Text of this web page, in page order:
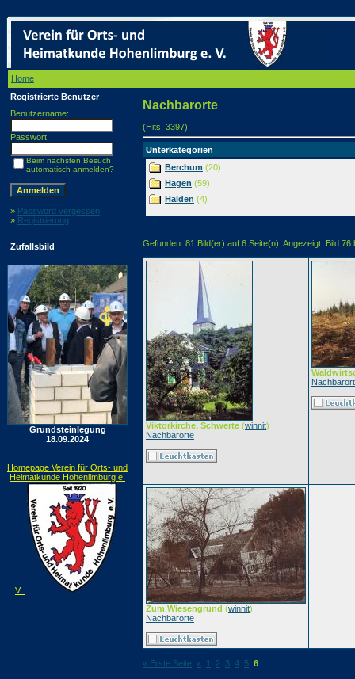
Home
Registrierte Benutzer
Benutzername:
Passwort:
Beim nächsten Besuch
automatisch anmelden?
» Password vergessen
» Registrierung
Zufallsbild
Grundsteinlegung
18.09.2024
Homepage Verein für Orts- und
Heimatkunde Hohenlimburg e.
V.
Nachbarorte
(Hits: 3397)
Unterkategorien
Berchum (20)
Hagen (59)
Halden (4)
Gefunden: 81 Bild(er) auf 6 Seite(n). Angezeigt: Bild 76
Viktorkirche, Schwerte (winnit)
Nachbarorte
Zum Wiesengrund (winnit)
Nachbarorte
« Erste Seite « 1 2 3 4 5 6